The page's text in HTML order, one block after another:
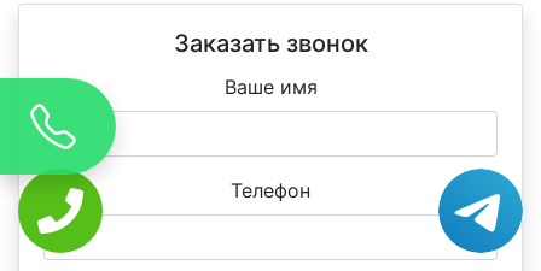
Заказать звонок
Ваше имя
Телефон